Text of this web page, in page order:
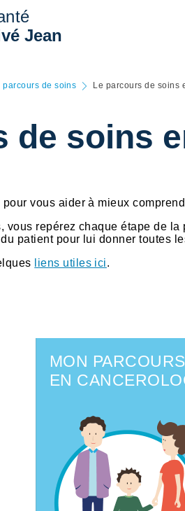
Jean
parcours de soins Le parcours de soins
de soins
vous aider à mieux
vous repérez chaque étape de
patient pour lui donner toutes
liens utiles ici.
MON
EN